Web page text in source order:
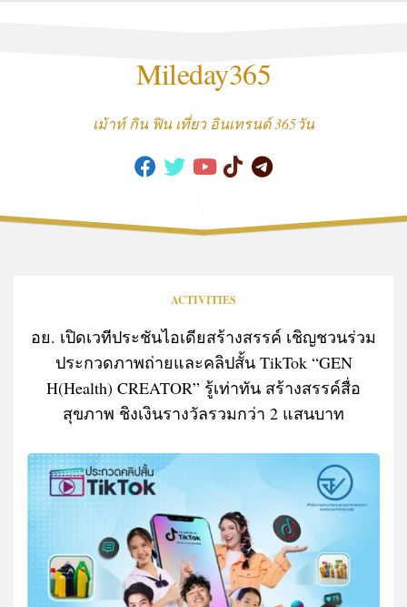
Mileday365
เม้าท์ กิน ฟิน เที่ยว อินเทรนด์ 365วัน
ACTIVITIES
อย. เปิดเวทีประชันไอเดียสร้างสรรค์ เชิญชวนร่วม
ประกวดภาพถ่ายและคลิปสั้น TikTok “GEN
H(Health) CREATOR” รู้เท่าทัน สร้างสรรค์สื่อ
สุขภาพ ชิงเงินรางวัลรวมกว่า 2 แสนบาท